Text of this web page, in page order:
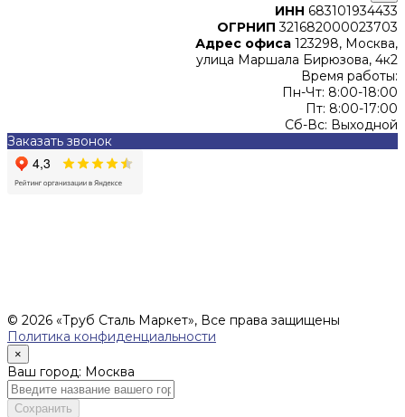
ИНН 683101934433
ОГРНИП 321682000023703
Адрес офиса 123298, Москва,
улица Маршала Бирюзова, 4к2
Время работы:
Пн-Чт: 8:00-18:00
Пт: 8:00-17:00
Сб-Вс: Выходной
Заказать звонок
© 2026 «Труб Сталь Маркет», Все права защищены
Политика конфиденциальности
×
Ваш город: Москва
Сохранить